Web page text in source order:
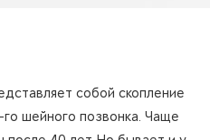
собой скопление
шейного позвонка. Чаще